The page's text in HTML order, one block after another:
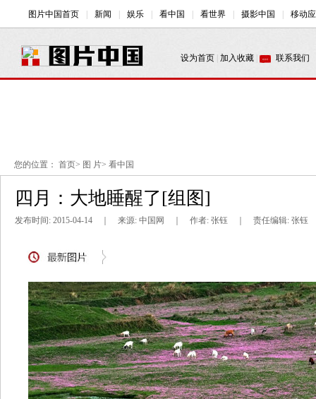
您的位置： 首页> 图 片> 看中国
四月：大地睡醒了[组图]
发布时间: 2015-04-14 ｜ 来源: 中国网 ｜ 作者: 张钰 ｜ 责任编辑: 张钰